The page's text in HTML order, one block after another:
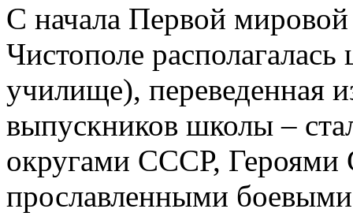
С начала Первой
Чистополе
училище), переведенная
выпускников школы –
округами СССР, Героями
прославленными